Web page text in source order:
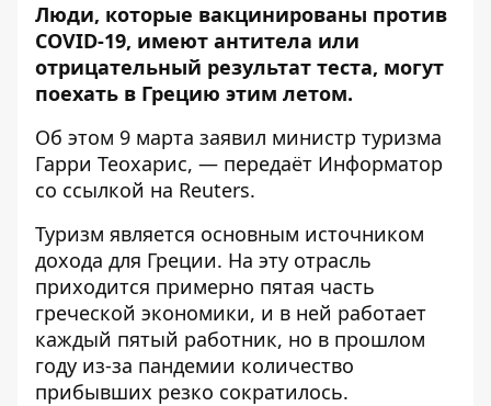
Люди, которые вакцинированы против
COVID-19, имеют антитела или
отрицательный результат теста, могут
поехать в Грецию этим летом.
Об этом 9 марта заявил министр туризма
Гарри Теохарис, — передаёт Информатор
со ссылкой на Reuters.
Туризм является основным источником
дохода для Греции. На эту отрасль
приходится примерно пятая часть
греческой экономики, и в ней работает
каждый пятый работник, но в прошлом
году из-за пандемии количество
прибывших резко сократилось.